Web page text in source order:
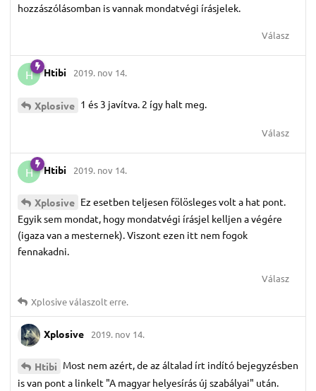
hozzászólásomban is vannak mondatvégi írásjelek.
Válasz
H Htibi 2019. nov 14.
Xplosive 1 és 3 javítva. 2 így halt meg.
Válasz
H Htibi 2019. nov 14.
Xplosive Ez esetben teljesen fölösleges volt a hat pont.
Egyik sem mondat, hogy mondatvégi írásjel kelljen a végére
(igaza van a mesternek). Viszont ezen itt nem fogok
fennakadni.
Válasz
Xplosiveválaszolt erre.
Xplosive 2019. nov 14.
Htibi Most nem azért, de az általad írt indító bejegyzésben
is van pont a linkelt "A magyar helyesírás új szabályai" után.